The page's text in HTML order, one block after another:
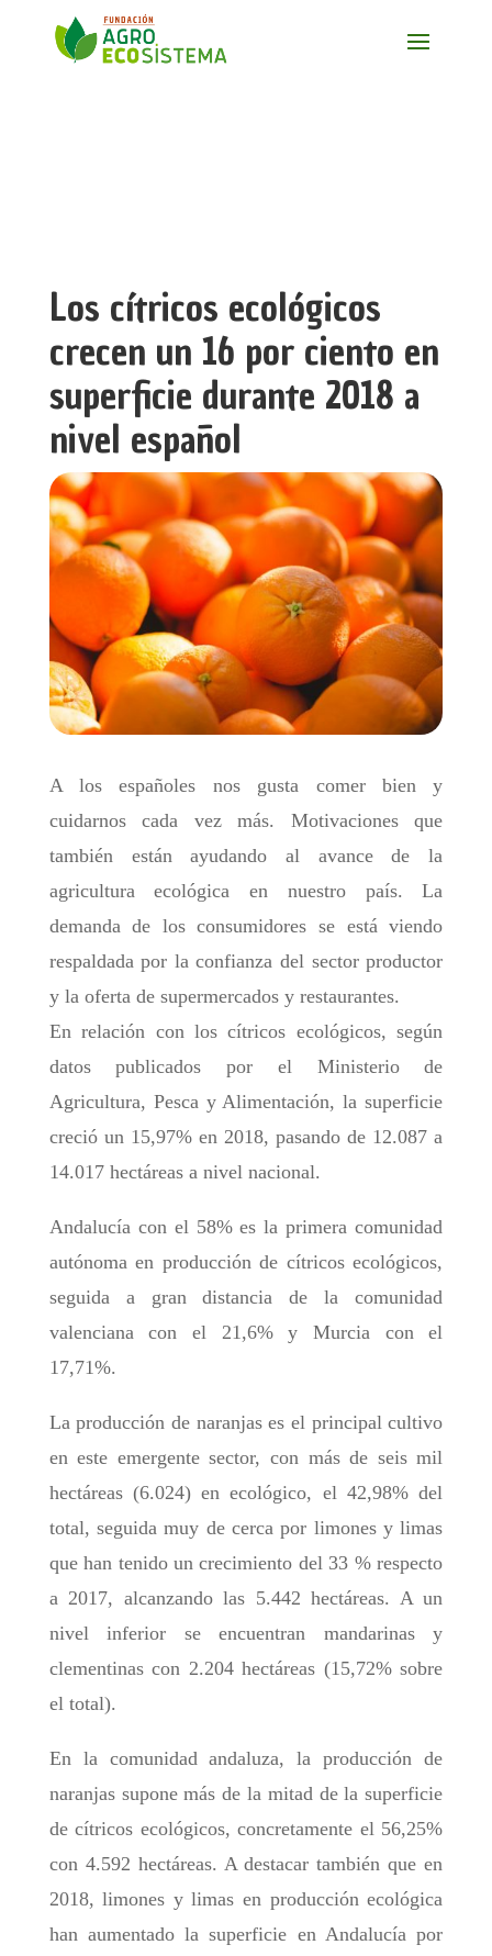
Los cítricos ecológicos
crecen un 16 por ciento en
superficie durante 2018 a
nivel español
A los españoles nos gusta comer bien y
cuidarnos cada vez más. Motivaciones que
también están ayudando al avance de la
agricultura ecológica en nuestro país. La
demanda de los consumidores se está viendo
respaldada por la confianza del sector productor
y la oferta de supermercados y restaurantes.
En relación con los cítricos ecológicos, según
datos publicados por el Ministerio de
Agricultura, Pesca y Alimentación, la superficie
creció un 15,97% en 2018, pasando de 12.087 a
14.017 hectáreas a nivel nacional.
Andalucía con el 58% es la primera comunidad
autónoma en producción de cítricos ecológicos,
seguida a gran distancia de la comunidad
valenciana con el 21,6% y Murcia con el
17,71%.
La producción de naranjas es el principal cultivo
en este emergente sector, con más de seis mil
hectáreas (6.024) en ecológico, el 42,98% del
total, seguida muy de cerca por limones y limas
que han tenido un crecimiento del 33 % respecto
a 2017, alcanzando las 5.442 hectáreas. A un
nivel inferior se encuentran mandarinas y
clementinas con 2.204 hectáreas (15,72% sobre
el total).
En la comunidad andaluza, la producción de
naranjas supone más de la mitad de la superficie
de cítricos ecológicos, concretamente el 56,25%
con 4.592 hectáreas. A destacar también que en
2018, limones y limas en producción ecológica
han aumentado la superficie en Andalucía por